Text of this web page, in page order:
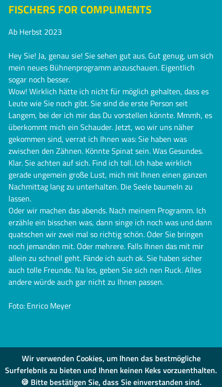
Wir verwenden Cookies, um Ihnen das bestmögliche
Surferlebnis zu bieten und Ihnen keinen Keks vorzuenthalten.
🍪 Bitte bestätigen Sie, dass Sie einverstanden sind.
FISCHERS FOR COMPLIMENTS
Ab Herbst 2023
Hey Sie! Ja, genau sie! Sie sehen gut aus. Gut genug, um sich
mein neues Bühnenprogramm anzuschauen. Eigentlich
sogar noch besser.
Wow! Wirklich hätte ich nicht für möglich gehalten, dass es
Leute wie Sie noch gibt. Sie sind die erste Person seit
Langem, bei der ich mir das Du vorstellen könnte. Mmmh, es
überkommt mich ein Schauder. Jetzt, wo wir uns näher
gekommen sind, verrat ich Ihnen was: Sie haben was
zwischen den Zähnen. Könnte Spinat sein. Was Gesundes.
Klar. Sie achten auf sich. Find ich toll. Ich habe wirklich
gerade ungemein große Lust, mich mit Ihnen einen ganzen
Nachmittag lang zu unterhalten. Die Seele baumeln zu
lassen.
Oder wir machen das abends. Nach meinem Programm. Ich
erzähle ein bisschen was, dann singe ich noch was und dann
quatschen wir zwei mal so richtig schön. Oder Sie bringen
noch jemanden mit. Oder mehrere. Falls Ihnen das mit mir
allein zu schnell geht. Fände ich auch ok. Sie haben sicher
auch tolle Freunde. Na los, geben Sie sich nen Ruck. Alles
andere würde auch gar nicht zu Ihnen passen.
Foto: Enrico Meyer